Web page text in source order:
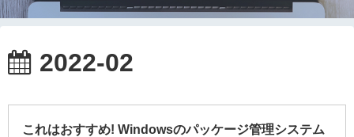
2022-02
これはおすすめ! Windowsのパッケージ管理システム